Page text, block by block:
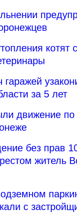
котят
гаражей
за 5 лет
движение по
без прав
житель
с